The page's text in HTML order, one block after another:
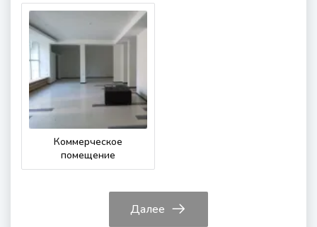
Коммерческое
помещение
Далее